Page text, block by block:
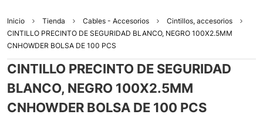
Inicio Tienda Cables - Accesorios
Cintillos, accesorios
CINTILLO PRECINTO DE SEGURIDAD BLANCO, NEGRO 100X2.5MM
CNHOWDER BOLSA DE 100 PCS
CINTILLO PRECINTO DE SEGURIDAD
BLANCO, NEGRO 100X2.5MM
CNHOWDER BOLSA DE 100 PCS